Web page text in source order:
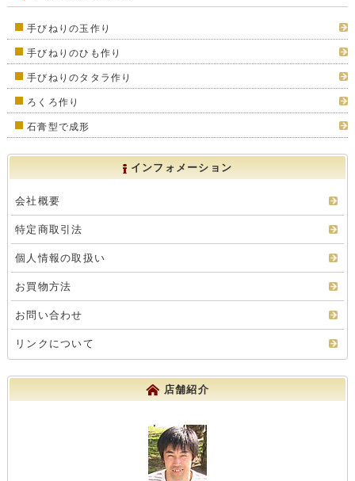
手びねりの玉作り
手びねりのひも作り
手びねりのタタラ作り
ろくろ作り
石膏型で成形
インフォメーション
会社概要
特定商取引法
個人情報の取扱い
お買物方法
お問い合わせ
リンクについて
店舗紹介